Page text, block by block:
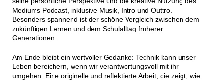
Mediums Podcast, inklusive Musik, Intro und Outtro.
Besonders spannend ist der schöne Vergleich zwischen dem
zukünftigen Lernen und dem Schulalltag früherer
Generationen.
Am Ende bleibt ein wertvoller Gedanke: Technik kann unser
Leben bereichern, wenn wir verantwortungsvoll mit ihr
umgehen. Eine originelle und reflektierte Arbeit, die zeigt, wie